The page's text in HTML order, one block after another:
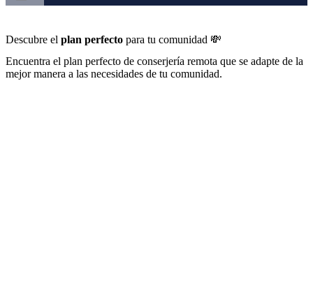
Descubre el plan perfecto para tu comunidad 💸
Encuentra el plan perfecto de conserjería remota que se adapte de la
mejor manera a las necesidades de tu comunidad.